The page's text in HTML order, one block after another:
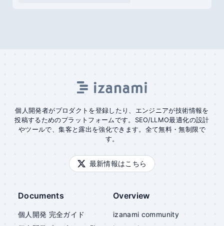
個人開発者がプロダクトを登録したり、エンジニアが技術情報を
投稿するためのプラットフォームです。SEO/LLMO最適化の設計
やツールで、集客と露出を強化できます。全て無料・無制限で
す。
最新情報はこちら
Documents
個人開発 完全ガイド
Overview
izanami community